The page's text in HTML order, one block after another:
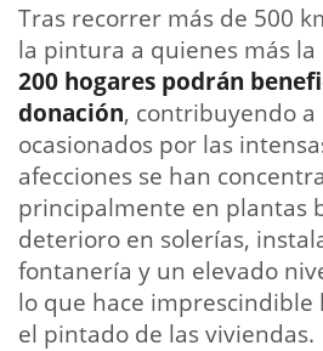
Tras recorrer más de 500
la pintura a quienes más la
200 hogares podrán
donación, contribuyendo
ocasionados por las
afecciones se han
principalmente en plantas
deterioro en solerías,
fontanería y un elevado
lo que hace
el pintado de las viviendas.